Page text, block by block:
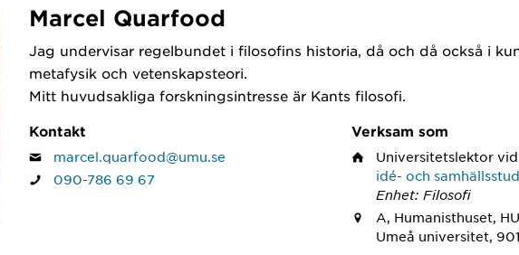
Marcel Quarfood
Jag undervisar regelbundet i filosofins historia, då och då också i
metafysik och vetenskapsteori.
Mitt huvudsakliga forskningsintresse är Kants filosofi.
Kontakt
marcel.quarfood@umu.se
090-786 69 67
Verksam som
Universitetslektor vid
idé- och
Enhet: Filosofi
A, Humanisthuset,
Umeå universitet,